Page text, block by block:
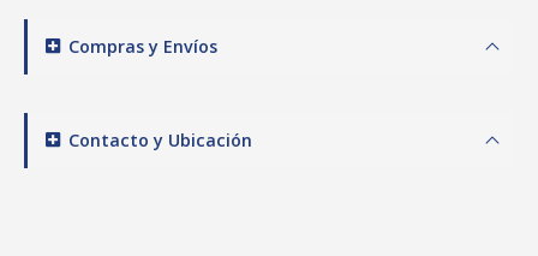
Compras y Envíos
Contacto y Ubicación